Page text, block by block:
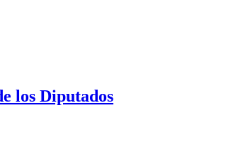
los Diputados